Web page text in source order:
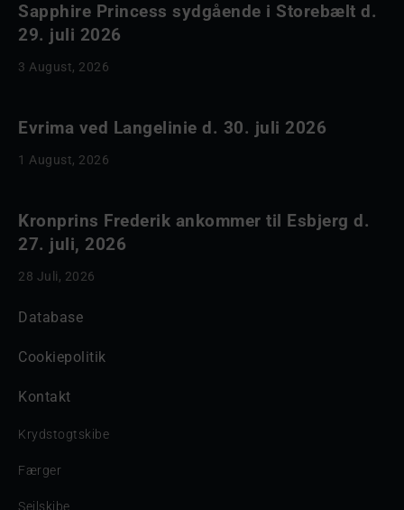
Sapphire Princess sydgående i Storebælt d.
29. juli 2026
3 August, 2026
Evrima ved Langelinie d. 30. juli 2026
1 August, 2026
Kronprins Frederik ankommer til Esbjerg d.
27. juli, 2026
28 Juli, 2026
Database
Cookiepolitik
Kontakt
Krydstogtskibe
Færger
Sejlskibe